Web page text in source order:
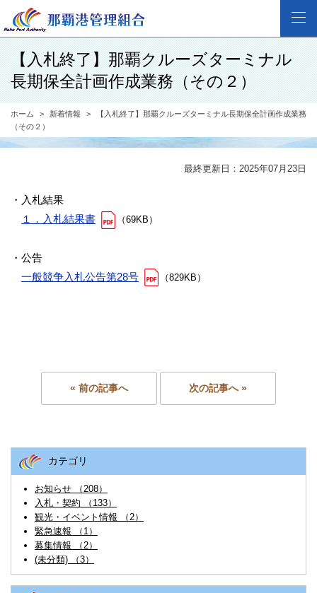
【入札終了】那覇クルーズターミナル
長期保全計画作成業務（その２）
ホーム 新着情報
【入札終了】那覇クルーズターミナル長期保全計画作成業務
（その２）
最終更新日：2025年07月23日
・入札結果
１．入札結果書
（69KB）
・公告
一般競争入札公告第28号
（829KB）
« 前の記事へ 次の記事へ »
カテゴリ
お知らせ （208）
入札・契約 （133）
観光・イベント情報 （2）
緊急速報 （1）
募集情報 （2）
(未分類) （3）